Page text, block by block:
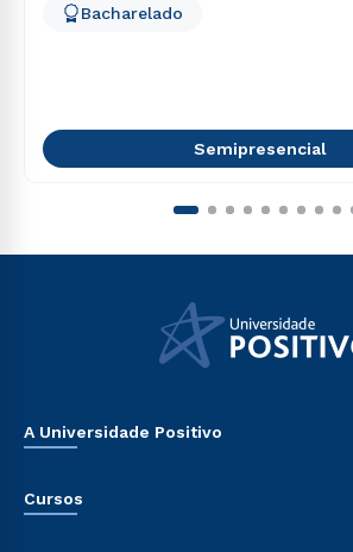
Bacharelado
Semipresencial
A Universidade Positivo
Sala de Imprensa
Cursos